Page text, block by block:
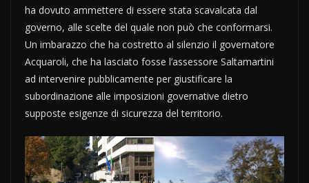
ha dovuto ammettere di essere stata scavalcata dal
governo, alle scelte del quale non può che conformarsi.
Un imbarazzo che ha costretto al silenzio il governatore
Acquaroli, che ha lasciato fosse l’assessore Saltamartini
ad intervenire pubblicamente per giustificare la
subordinazione alle imposizioni governative dietro
supposte esigenze di sicurezza del territorio.